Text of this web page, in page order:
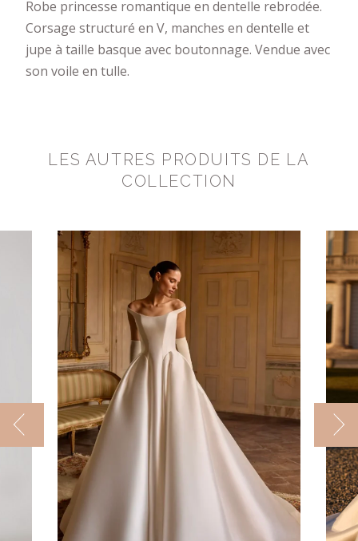
Robe princesse romantique en dentelle rebrodée.
Corsage structuré en V, manches en dentelle et
jupe à taille basque avec boutonnage. Vendue avec
son voile en tulle.
LES AUTRES PRODUITS DE LA
COLLECTION